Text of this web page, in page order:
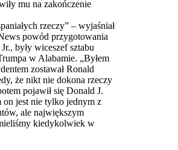
mu na zakończenie
rzeczy” – wyjaśniał
powód przygotowania
były wiceszef sztabu
w Alabamie. „Byłem
zostawał Ronald
że nikt nie dokona rzeczy
pojawił się Donald J.
on jest nie tylko jednym z
ale największym
kiedykolwiek w